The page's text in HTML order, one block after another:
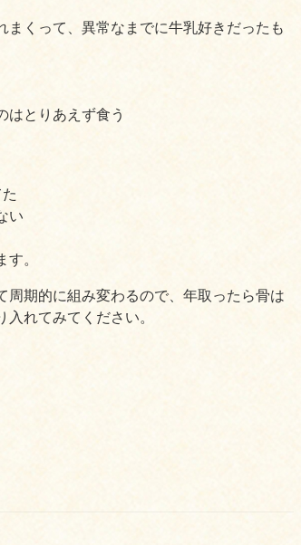
くって、異常なまでに牛乳好きだったも
はとりあえず食う
い
。
期的に組み変わるので、年取ったら骨は
れてみてください。